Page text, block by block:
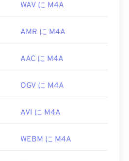
WAV に M4A
AMR に M4A
AAC に M4A
OGV に M4A
AVI に M4A
WEBM に M4A